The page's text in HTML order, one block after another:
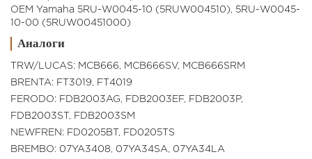
OEM Yamaha 5RU-W0045-10 (5RUW004510), 5RU-W0045-
10-00 (5RUW00451000)
Аналоги
TRW/LUCAS: MCB666, MCB666SV, MCB666SRM
BRENTA: FT3019, FT4019
FERODO: FDB2003AG, FDB2003EF, FDB2003P,
FDB2003ST, FDB2003SM
NEWFREN: FD0205BT, FD0205TS
BREMBO: 07YA3408, 07YA34SA, 07YA34LA